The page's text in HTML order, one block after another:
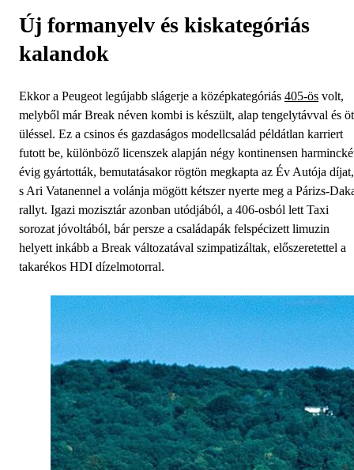
Új formanyelv és kiskategóriás
kalandok
Ekkor a Peugeot legújabb slágerje a középkategóriás 405-ös volt,
melyből már Break néven kombi is készült, alap tengelytávval és öt
üléssel. Ez a csinos és gazdaságos modellcsalád példátlan karriert
futott be, különböző licenszek alapján négy kontinensen
évig gyártották, bemutatásakor rögtön megkapta az Év Autója díjat,
s Ari Vatanennel a volánja mögött kétszer nyerte meg a Párizs-
rallyt. Igazi mozisztár azonban utódjából, a 406-osból lett Taxi
sorozat jóvoltából, bár persze a családapák felspécizett limuzin
helyett inkább a Break változatával szimpatizáltak, előszeretettel a
takarékos HDI dízelmotorral.